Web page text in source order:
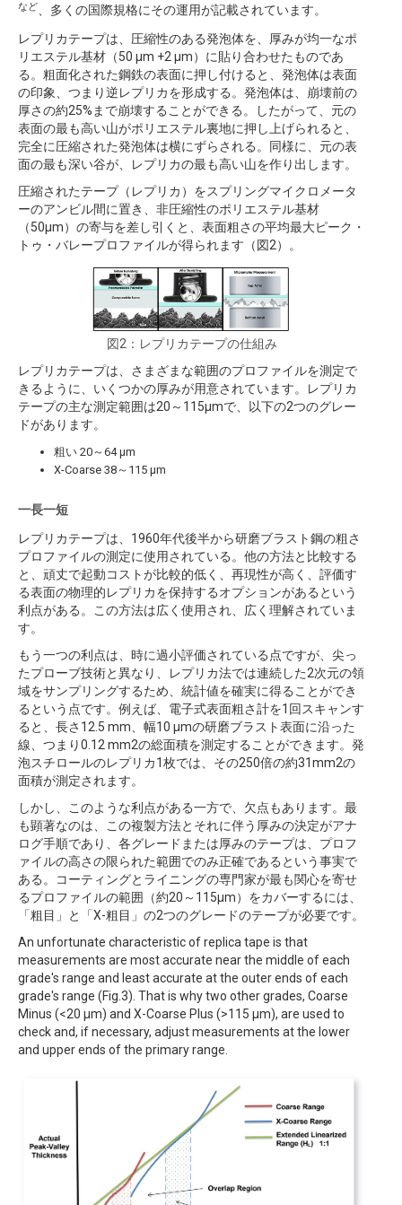
など、多くの国際規格にその運用が記載されています。
レプリカテープは、圧縮性のある発泡体を、厚みが均一なポ
リエステル基材（50 μm +2 μm）に貼り合わせたものであ
る。粗面化された鋼鉄の表面に押し付けると、発泡体は表面
の印象、つまり逆レプリカを形成する。発泡体は、崩壊前の
厚さの約25%まで崩壊することができる。したがって、元の
表面の最も高い山がポリエステル裏地に押し上げられると、
完全に圧縮された発泡体は横にずらされる。同様に、元の表
面の最も深い谷が、レプリカの最も高い山を作り出します。
圧縮されたテープ（レプリカ）をスプリングマイクロメータ
ーのアンビル間に置き、非圧縮性のポリエステル基材
（50μm）の寄与を差し引くと、表面粗さの平均最大ピーク・
トゥ・バレープロファイルが得られます（図2）。
図2：レプリカテープの仕組み
レプリカテープは、さまざまな範囲のプロファイルを測定で
きるように、いくつかの厚みが用意されています。レプリカ
テープの主な測定範囲は20～115μmで、以下の2つのグレー
ドがあります。
粗い 20～64 µm
X-Coarse 38～115 µm
一長一短
レプリカテープは、1960年代後半から研磨ブラスト鋼の粗さ
プロファイルの測定に使用されている。他の方法と比較する
と、頑丈で起動コストが比較的低く、再現性が高く、評価す
る表面の物理的レプリカを保持するオプションがあるという
利点がある。この方法は広く使用され、広く理解されていま
す。
もう一つの利点は、時に過小評価されている点ですが、尖っ
たプローブ技術と異なり、レプリカ法では連続した2次元の領
域をサンプリングするため、統計値を確実に得ることができ
るという点です。例えば、電子式表面粗さ計を1回スキャンす
ると、長さ12.5 mm、幅10 µmの研磨ブラスト表面に沿った
線、つまり0.12 mm2の総面積を測定することができます。発
泡スチロールのレプリカ1枚では、その250倍の約31mm2の
面積が測定されます。
しかし、このような利点がある一方で、欠点もあります。最
も顕著なのは、この複製方法とそれに伴う厚みの決定がアナ
ログ手順であり、各グレードまたは厚みのテープは、プロフ
ァイルの高さの限られた範囲でのみ正確であるという事実で
ある。コーティングとライニングの専門家が最も関心を寄せ
るプロファイルの範囲（約20～115μm）をカバーするには、
「粗目」と「X-粗目」の2つのグレードのテープが必要です。
An unfortunate characteristic of replica tape is that
measurements are most accurate near the middle of each
grade's range and least accurate at the outer ends of each
grade's range (Fig.3). That is why two other grades, Coarse
Minus (<20 µm) and X-Coarse Plus (>115 µm), are used to
check and, if necessary, adjust measurements at the lower
and upper ends of the primary range.